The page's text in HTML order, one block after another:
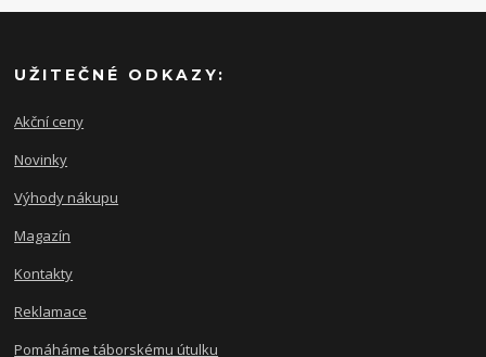
UŽITEČNÉ ODKAZY:
Akční ceny
Novinky
Výhody nákupu
Magazín
Kontakty
Reklamace
Pomáháme táborskému útulku